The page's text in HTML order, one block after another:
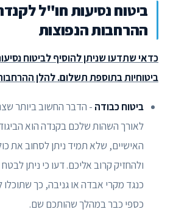
ביטוח נסיעות חו"ל
ההרחבות הנפוצות
כדאי שתדעו שניתן להוסיף לביטוח
ביטוחיות בתוספת תשלום. להלן
ביטוח כבודה - הדבר החשוב ביותר
לאורך השהות שלכם בקנדה הוא
האישיים, שלא תמיד ניתן לסחוב את
ולהחזיק קרוב אליכם. דעו כי ניתן
כנגד מקרי אבדה או גניבה, כך שתוכלו
כספי כבר במהלך שהותכם שם.